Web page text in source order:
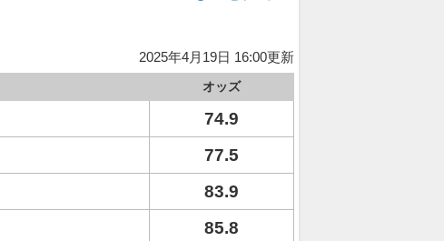
2025年4月19日 16:00更新
オッズ
74.9
77.5
83.9
85.8